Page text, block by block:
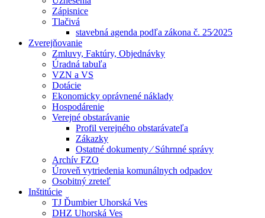
Zápisnice
Tlačivá
stavebná agenda podľa zákona č. 25⁄2025
Zverejňovanie
Zmluvy, Faktúry, Objednávky
Úradná tabuľa
VZN a VS
Dotácie
Ekonomicky oprávnené náklady
Hospodárenie
Verejné obstarávanie
Profil verejného obstarávateľa
Zákazky
Ostatné dokumenty ⁄ Súhrnné správy
Archív FZO
Úroveň vytriedenia komunálnych odpadov
Osobitný zreteľ
Inštitúcie
TJ Ďumbier Uhorská Ves
DHZ Uhorská Ves